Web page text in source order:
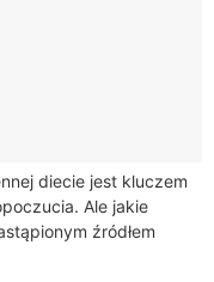
diecie jest kluczem
Ale jakie
źródłem